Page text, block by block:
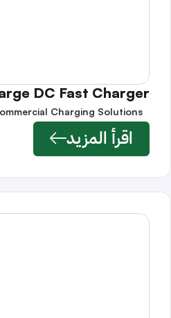
DC Fast Charger
Charging Solutions
اقرأ المزيد